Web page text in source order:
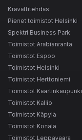
Kravattitehdas
Pienet toimistot Helsinki
Spektri Business Park
Toimistot Arabianranta
Toimistot Espoo
Toimistot Helsinki
Toimistot Herttoniemi
Toimistot Kaartinkaupunki
Toimistot Kallio
Toimistot Käpylä
Toimistot Konala
Toimistot Leppävaara